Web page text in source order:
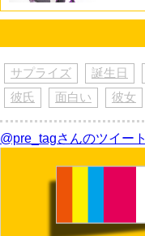
サプライズ 誕生日
彼氏
面白い 彼女
@pre_tagさんのツイート